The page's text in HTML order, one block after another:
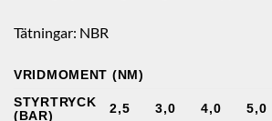
Tätningar: NBR
VRIDMOMENT (NM)
STYRTRYCK
(BAR)
2,5 3,0 4,0 5,0